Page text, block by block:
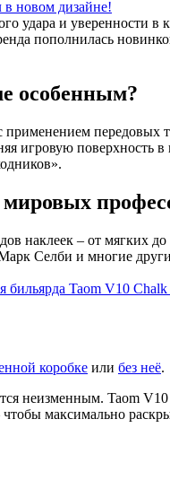
удара и уверенности
пополнилась
особенным?
игровую
наклеек – от мягких
Селби и многие
бильярда Taom V10
коробке или без неё.
неизменным. Taom
максимально